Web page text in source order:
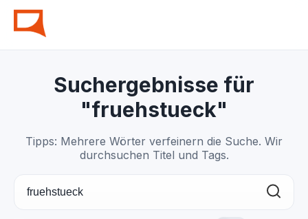
Suchergebnisse für
"fruehstueck"
Tipps: Mehrere Wörter verfeinern die Suche. Wir
durchsuchen Titel und Tags.